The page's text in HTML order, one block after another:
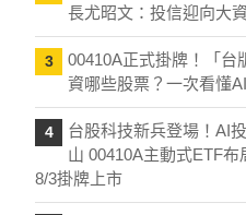
長尤昭文：投信迎向大
3
00410A正式掛牌！「台
資哪些股票？一次看懂
4
台股科技新兵登場！AI
山 00410A主動式ETF布
8/3掛牌上市